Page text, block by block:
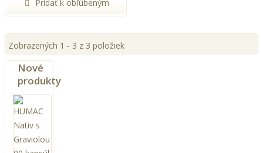
Pridať k obľúbeným
Zobrazených 1 - 3 z 3 položiek
Nové
produkty